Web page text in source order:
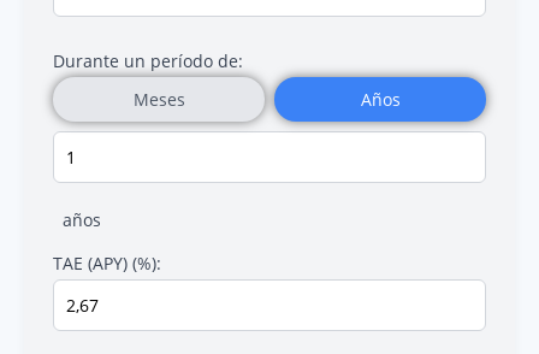
Durante un período de:
Meses
Años
años
TAE (APY) (%):